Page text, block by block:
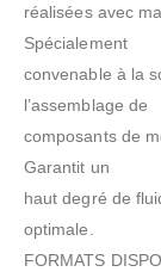
réalisées avec
Spécialement
convenable à la
l’assemblage de
composants de
Garantit un
haut degré de
FORMATS